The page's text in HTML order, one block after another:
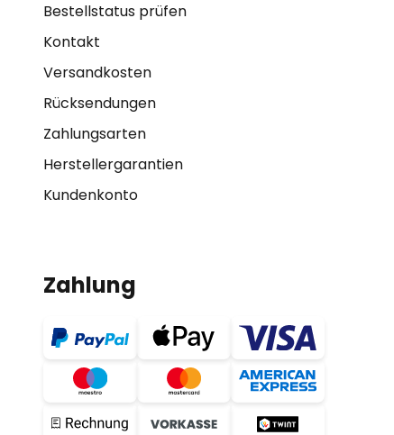
Bestellstatus prüfen
Kontakt
Versandkosten
Rücksendungen
Zahlungsarten
Herstellergarantien
Kundenkonto
Zahlung